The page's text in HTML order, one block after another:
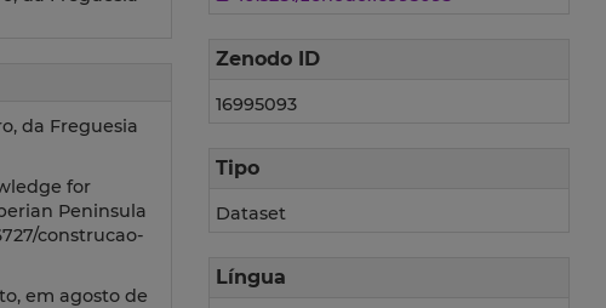
da Freguesia
for
Peninsula
construcao-
em agosto de
Zenodo ID
16995093
Tipo
Dataset
Língua